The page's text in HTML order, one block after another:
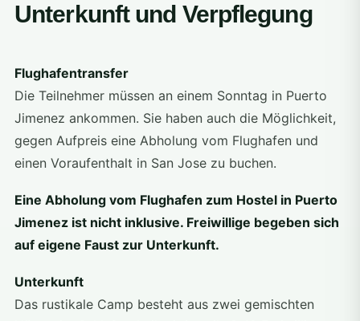
Unterkunft und Verpflegung
Flughafentransfer
Die Teilnehmer müssen an einem Sonntag in Puerto
Jimenez ankommen. Sie haben auch die Möglichkeit,
gegen Aufpreis eine Abholung vom Flughafen und
einen Voraufenthalt in San Jose zu buchen.
Eine Abholung vom Flughafen zum Hostel in Puerto
Jimenez ist nicht inklusive. Freiwillige begeben sich
auf eigene Faust zur Unterkunft.
Unterkunft
Das rustikale Camp besteht aus zwei gemischten